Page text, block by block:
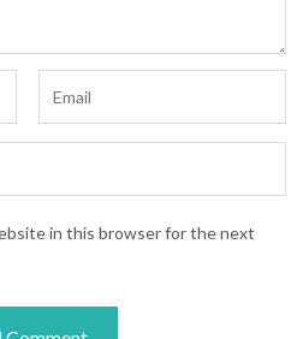
in this browser for the next